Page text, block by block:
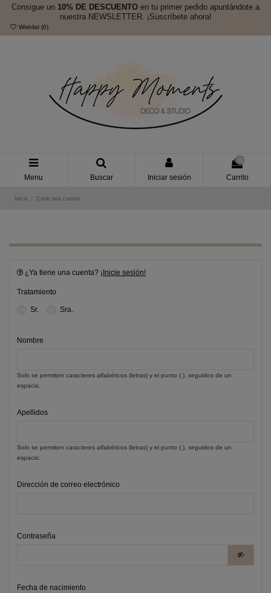
Consigue un 10% DE DESCUENTO en tu primer pedido apuntándote a
nuestra NEWSLETTER. ¡Suscríbete ahora!
Wishlist (0)
Menu Buscar Iniciar sesión Carrito
Inicio Crear una cuenta
¿Ya tiene una cuenta? ¡Inicie sesión!
Tratamiento
Sr. Sra.
Nombre
Solo se permiten caracteres alfabéticos (letras) y el punto (.), seguidos de un
espacio.
Apellidos
Solo se permiten caracteres alfabéticos (letras) y el punto (.), seguidos de un
espacio.
Dirección de correo electrónico
Contraseña
Fecha de nacimiento